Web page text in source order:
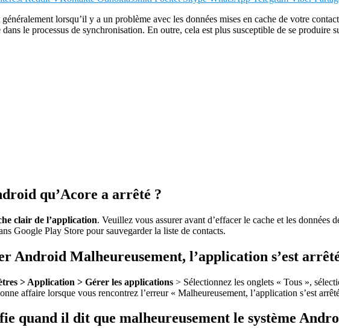
lorsqu’il y a un problème avec les données mises en cache de votre
le processus de synchronisation. En outre, cela est plus susceptible de se produire
qu’Acore a arrêté ?
clair de l’application. Veuillez vous assurer avant d’effacer le cache et les
Google Play Store pour sauvegarder la liste de contacts.
Android Malheureusement, l’application s’est
> Application > Gérer les applications > Sélectionnez les onglets « Tous »,
affaire lorsque vous rencontrez l’erreur « Malheureusement, l’application s’est
quand il dit que malheureusement le système